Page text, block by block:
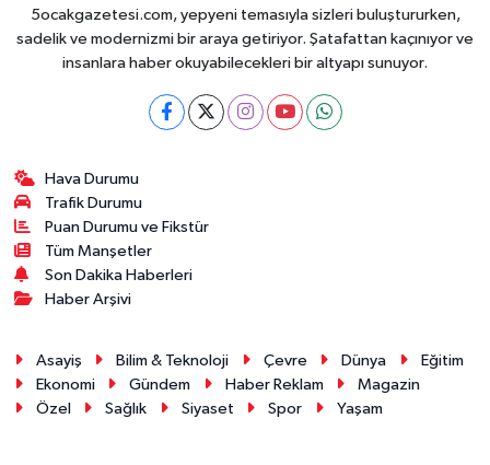
5ocakgazetesi.com, yepyeni temasıyla sizleri buluştururken,
sadelik ve modernizmi bir araya getiriyor. Şatafattan kaçınıyor ve
insanlara haber okuyabilecekleri bir altyapı sunuyor.
Hava Durumu
Trafik Durumu
Puan Durumu ve Fikstür
Tüm Manşetler
Son Dakika Haberleri
Haber Arşivi
Asayiş Bilim & Teknoloji Çevre Dünya
Eğitim
Ekonomi
Gündem Haber Reklam
Magazin
Özel
Sağlık Siyaset Spor Yaşam